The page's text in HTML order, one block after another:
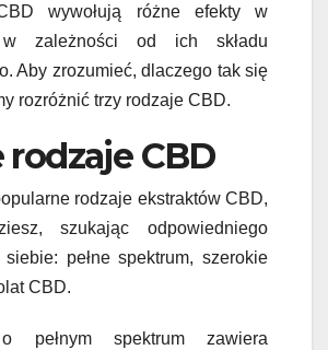
wywołują różne efekty w
w zależności od ich składu
Aby zrozumieć, dlaczego tak się
rozróżnić trzy rodzaje CBD.
rodzaje CBD
rodzaje ekstraktów CBD,
szukając odpowiedniego
pełne spektrum, szerokie
CBD.
pełnym spektrum zawiera